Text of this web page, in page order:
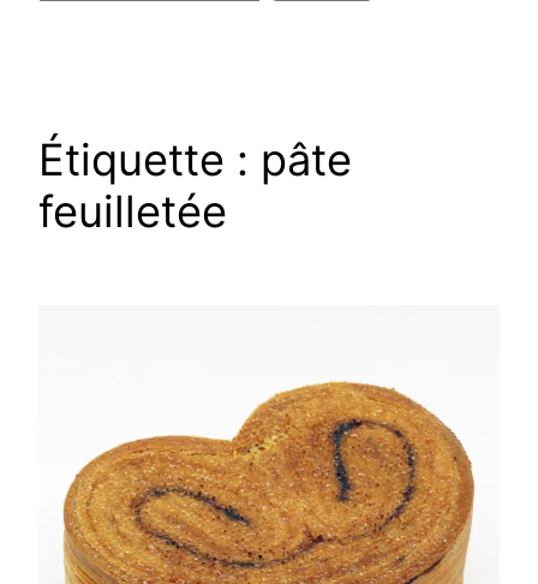
Étiquette : pâte
feuilletée